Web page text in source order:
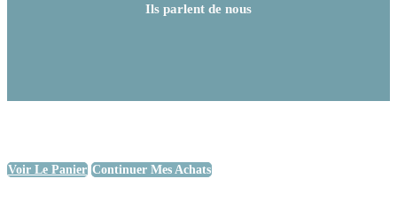
Ils parlent de nous
Voir Le Panier Continuer Mes Achats